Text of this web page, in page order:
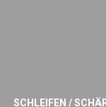
SCHLEIFEN /